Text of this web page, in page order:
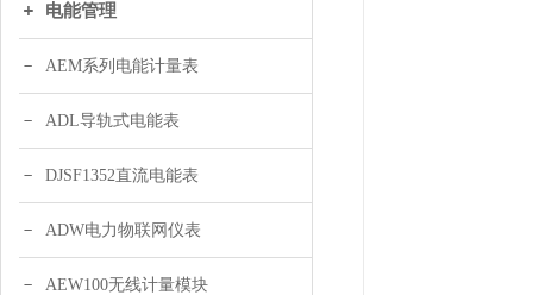
电能管理
AEM系列电能计量表
ADL导轨式电能表
DJSF1352直流电能表
ADW电力物联网仪表
AEW100无线计量模块